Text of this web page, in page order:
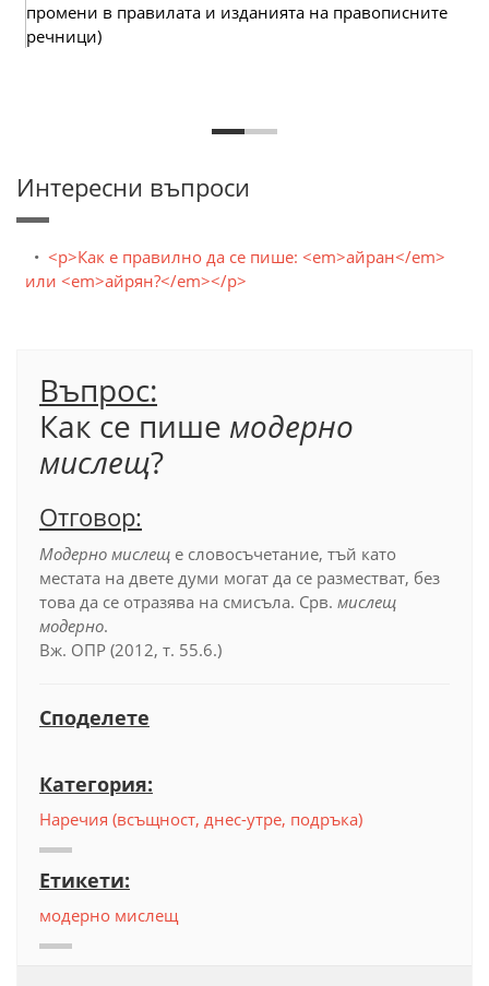
промени в правилата и изданията на правописните
речници)
Интересни въпроси
<p>Как е правилно да се пише: <em>айран</em>
или <em>айрян?</em></p>
Въпрос:
Как се пише модерно
мислещ?
Отговор:
Модерно мислещ е словосъчетание, тъй като
местата на двете думи могат да се разместват, без
това да се отразява на смисъла. Срв. мислещ
модерно.
Вж. ОПР (2012, т. 55.6.)
Споделете
Категория:
Наречия (всъщност, днес-утре, подръка)
Етикети:
модерно мислещ